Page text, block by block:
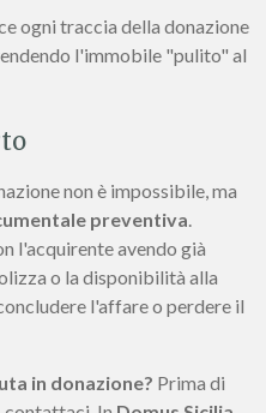
ogni traccia della donazione
l'immobile "pulito" al
non è impossibile, ma
preventiva
l'acquirente avendo già
o la disponibilità alla
l'affare o perdere il
in donazione? Prima di